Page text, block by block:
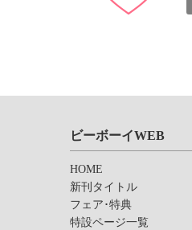
ビーボーイWEB
HOME
新刊タイトル
フェア･特典
特設ページ一覧